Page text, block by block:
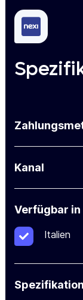
Kanal
Verfügbar in
Italien